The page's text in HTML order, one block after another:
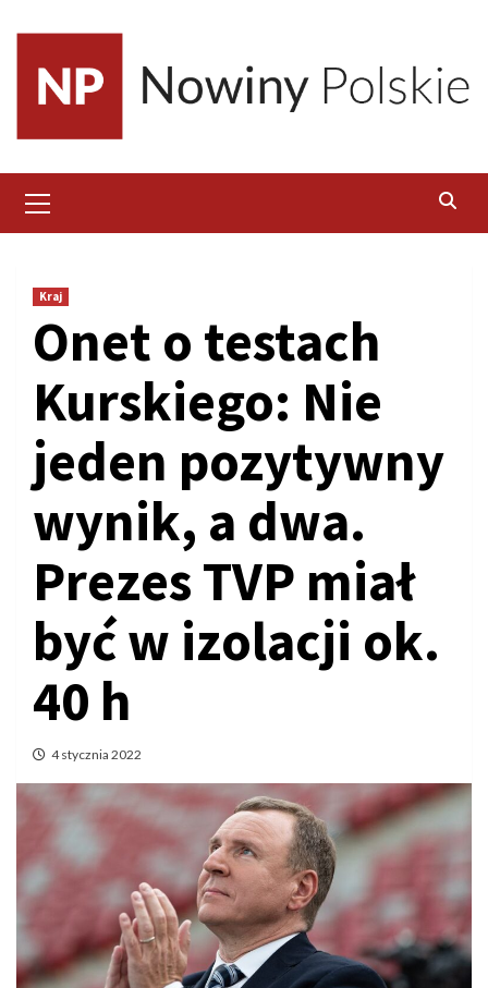
content
Menu
Kraj
Onet o testach
Kurskiego: Nie
jeden pozytywny
wynik, a dwa.
Prezes TVP miał
być w izolacji ok.
40 h
4 stycznia 2022